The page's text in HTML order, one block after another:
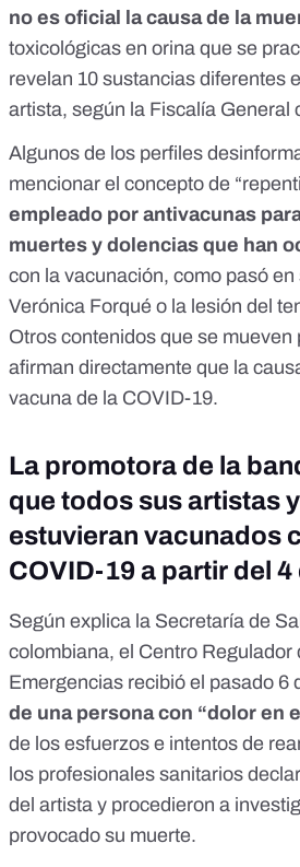
no es oficial la causa de la
toxicológicas en orina que se
revelan 10 sustancias diferentes
artista, según la Fiscalía General
Algunos de los perfiles
mencionar el concepto de
empleado por antivacunas
muertes y dolencias que han
con la vacunación, como pasó en
Verónica Forqué o la lesión del
Otros contenidos que se mueven
afirman directamente que la
vacuna de la COVID-19.
La promotora de la
que todos sus artistas
estuvieran vacunados
COVID-19 a partir del
Según explica la Secretaría de
colombiana, el Centro Regulador
Emergencias recibió el pasado 6
de una persona con “dolor en
de los esfuerzos e intentos de
los profesionales sanitarios
del artista y procedieron a
provocado su muerte.